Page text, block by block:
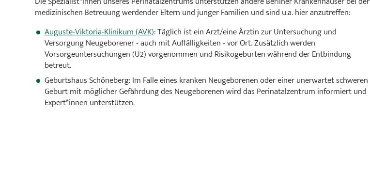
medizinischen Betreuung werdender Eltern und junger Familien und sind u.a. hier anzutreffen:
Auguste-Viktoria-Klinikum (AVK): Täglich ist ein Arzt/eine Ärztin zur Untersuchung und
Versorgung Neugeborener - auch mit Auffälligkeiten - vor Ort. Zusätzlich werden
Vorsorgeuntersuchungen (U2) vorgenommen und Risikogeburten während der Entbindung
betreut.
Geburtshaus Schöneberg: Im Falle eines kranken Neugeborenen oder einer unerwartet schweren
Geburt mit möglicher Gefährdung des Neugeborenen wird das Perinatalzentrum informiert und
Expert*innen unterstützen.